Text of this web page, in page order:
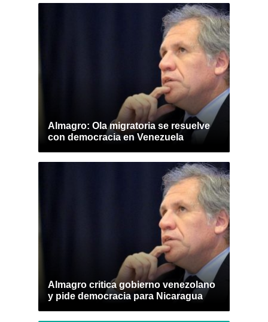
Almagro: Ola migratoria se resuelve
con democracia en Venezuela
Almagro critica gobierno venezolano
y pide democracia para Nicaragua